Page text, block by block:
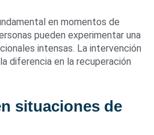
en momentos de
pueden experimentar una
intensas. La intervención
diferencia en la recuperación
situaciones de